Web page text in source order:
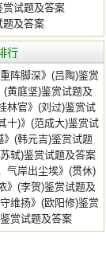
赏试题及答案
题及答案
行
阵脚深》(吕陶)鉴赏
(黄庭坚)鉴赏试题及
林官》(刘过)鉴赏试
十)》(范成大)鉴赏试
》(韩元吉)鉴赏试题
轼)鉴赏试题及答案
气岸出尘埃》(贯休)
》(李贺)鉴赏试题及
守维扬》(欧阳修)鉴赏
赏试题及答案